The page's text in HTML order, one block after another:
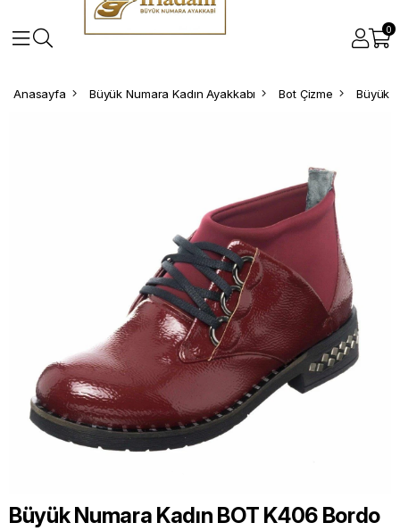
0
Anasayfa Büyük Numara Kadın Ayakkabı Bot Çizme Büyük
Büyük Numara Kadın BOT K406 Bordo